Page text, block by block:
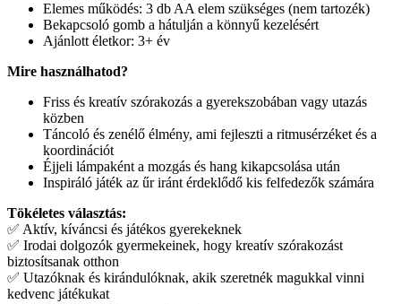
Elemes működés: 3 db AA elem szükséges (nem tartozék)
Bekapcsoló gomb a hátulján a könnyű kezelésért
Ajánlott életkor: 3+ év
Mire használhatod?
Friss és kreatív szórakozás a gyerekszobában vagy utazás
közben
Táncoló és zenélő élmény, ami fejleszti a ritmusérzéket és a
koordinációt
Éjjeli lámpaként a mozgás és hang kikapcsolása után
Inspiráló játék az űr iránt érdeklődő kis felfedezők számára
Tökéletes választás:
✅ Aktív, kíváncsi és játékos gyerekeknek
✅ Irodai dolgozók gyermekeinek, hogy kreatív szórakozást
biztosítsanak otthon
✅ Utazóknak és kirándulóknak, akik szeretnék magukkal vinni
kedvenc játékukat